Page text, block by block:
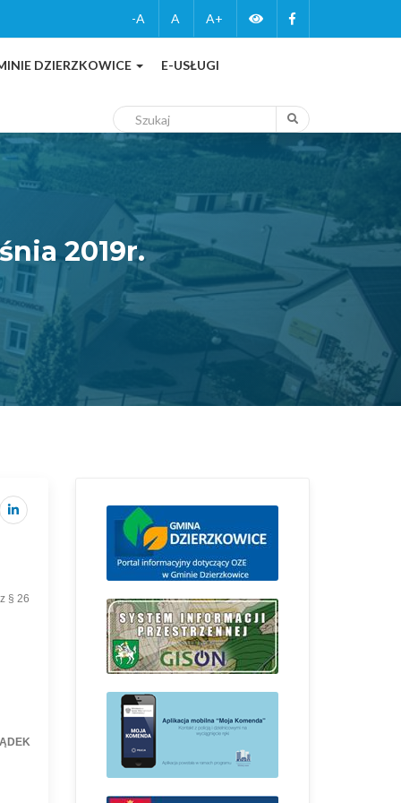
-A A A+ ZmieńFacebook
DZIERZKOWICE E-USŁUGI
Szukaj Szukaj
2019r.
§ 26